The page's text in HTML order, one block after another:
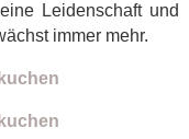
Leidenschaft und
immer mehr.